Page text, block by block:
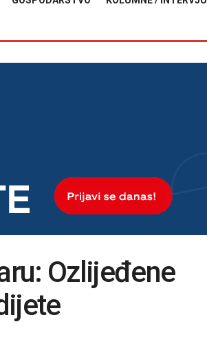
Ozlijeđene